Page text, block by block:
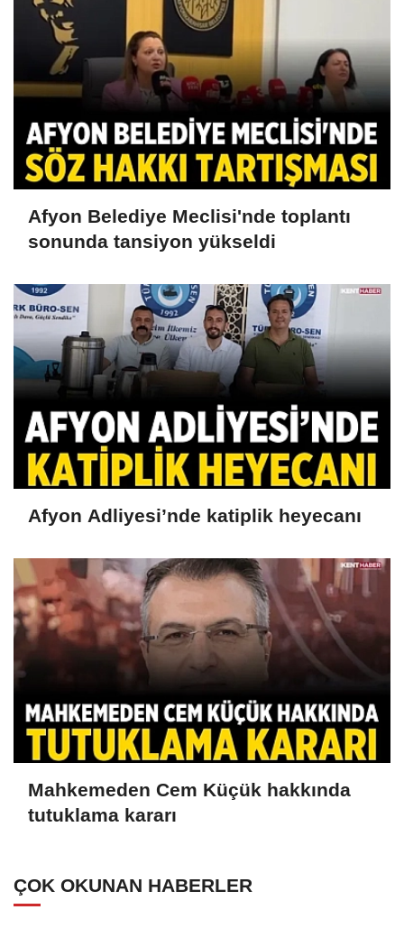
Afyon Belediye Meclisi'nde toplantı
sonunda tansiyon yükseldi
Afyon Adliyesi’nde katiplik heyecanı
Mahkemeden Cem Küçük hakkında
tutuklama kararı
ÇOK OKUNAN HABERLER